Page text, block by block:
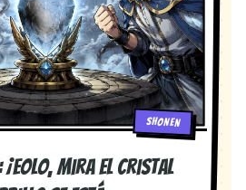
SHONEN
¡Eolo, mira el Cristal